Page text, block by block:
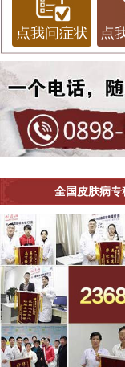
点我问症状 点
全国皮肤病